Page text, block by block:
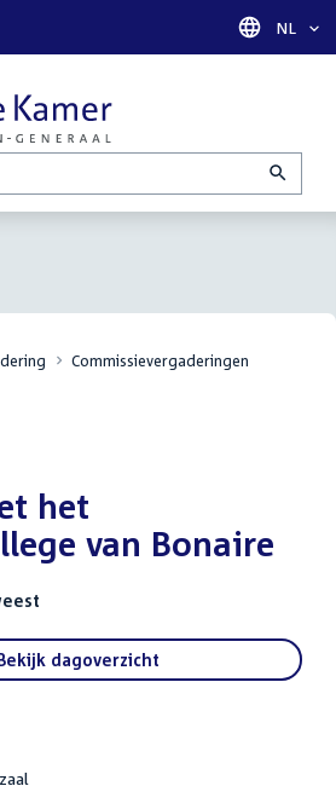
Taal
NL
Commissievergaderingen
het
van Bonaire
dagoverzicht